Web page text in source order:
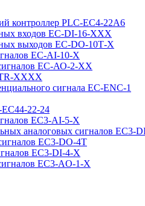
контроллер PLC-EC4-22A6
входов EC-DI-16-XХХ
выходов EC-DО-10Т-X
EC-АI-10-X
EC-АО-2-ХХ
TR-XXXX
сигнала EC-ENC-1
22-24
EC3-AI-5-X
аналоговых сигналов EC3-
EC3-DO-4T
EC3-DI-4-Х
EC3-AO-1-X